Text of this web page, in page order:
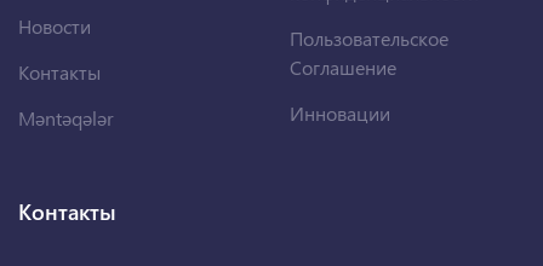
Новости
Контакты
Məntəqələr
Пользовательское
Соглашение
Инновации
Контакты